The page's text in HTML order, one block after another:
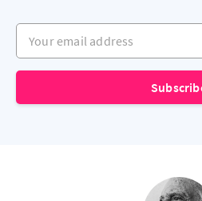
Your email address